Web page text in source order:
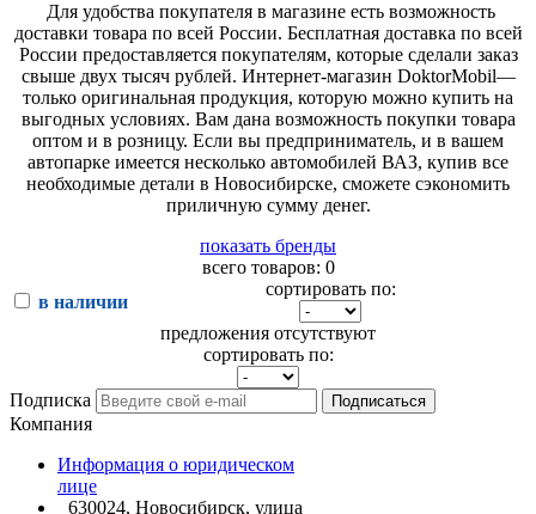
Для удобства покупателя в магазине есть возможность
доставки товара по всей России. Бесплатная доставка по всей
России предоставляется покупателям, которые сделали заказ
свыше двух тысяч рублей. Интернет-магазин DoktorMobil—
только оригинальная продукция, которую можно купить на
выгодных условиях. Вам дана возможность покупки товара
оптом и в розницу. Если вы предприниматель, и в вашем
автопарке имеется несколько автомобилей ВАЗ, купив все
необходимые детали в Новосибирске, сможете сэкономить
приличную сумму денег.
показать бренды
всего товаров: 0
в наличии
сортировать по:
предложения отсутствуют
сортировать по:
Подписка Подписаться
Компания
Информация о юридическом
лице
630024, Новосибирск, улица